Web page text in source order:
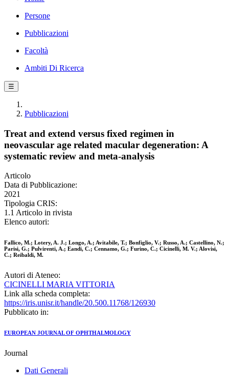
Persone
Pubblicazioni
Facoltà
Ambiti Di Ricerca
☰
Pubblicazioni
Treat and extend versus fixed regimen in
neovascular age related macular degeneration: A
systematic review and meta-analysis
Articolo
Data di Pubblicazione:
2021
Tipologia CRIS:
1.1 Articolo in rivista
Elenco autori:
Fallico, M.; Lotery, A. J.; Longo, A.; Avitabile, T.; Bonfiglio, V.; Russo, A.; Castellino, N.;
Parisi, G.; Pulvirenti, A.; Eandi, C.; Cennamo, G.; Furino, C.; Cicinelli, M. V.; Alovisi,
C.; Reibaldi, M.
Autori di Ateneo:
CICINELLI MARIA VITTORIA
Link alla scheda completa:
https://iris.unisr.it/handle/20.500.11768/126930
Pubblicato in:
EUROPEAN JOURNAL OF OPHTHALMOLOGY
Journal
Dati Generali